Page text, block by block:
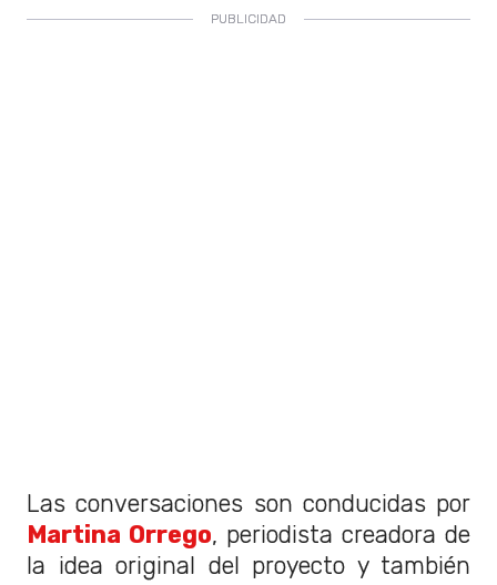
Las conversaciones son conducidas por
Martina Orrego, periodista creadora de
la idea original del proyecto y también